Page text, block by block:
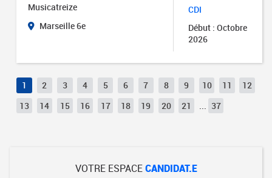
Musicatreize
Marseille 6e
CDI
Début : Octobre
2026
1 2 3 4 5 6 7 8 9 10 11
12
13
14 15 16 17 18 19 20 21 37
VOTRE ESPACECANDIDAT.E